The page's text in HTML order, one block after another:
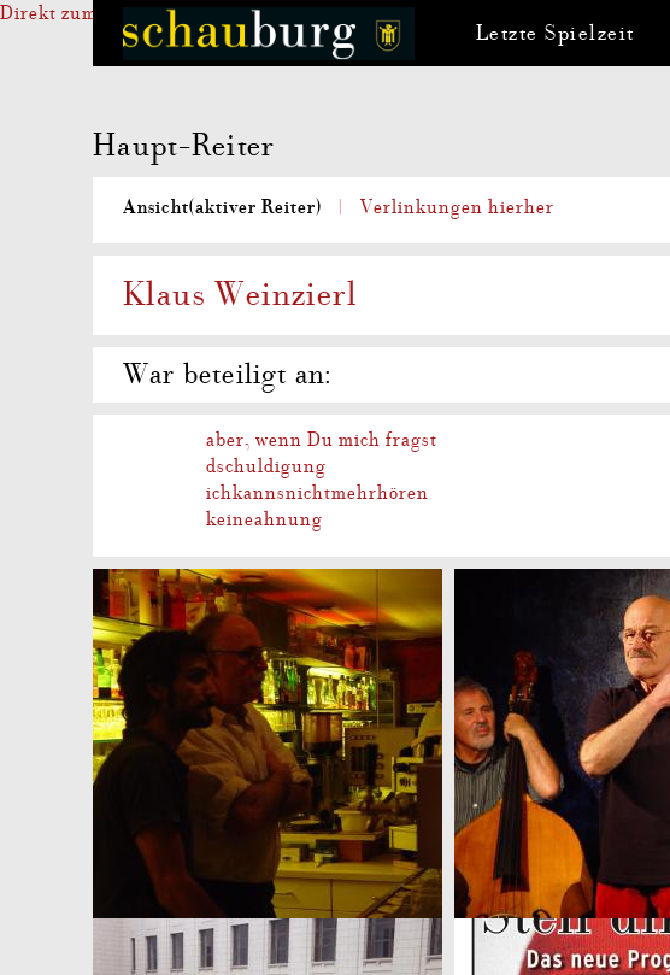
Direkt zum Inhalt
Letzte Spielzeit
Haupt-Reiter
Ansicht(aktiver Reiter) Verlinkungen hierher
Klaus Weinzierl
War beteiligt an:
aber, wenn Du mich fragst
dschuldigung
ichkannsnichtmehrhören
keineahnung